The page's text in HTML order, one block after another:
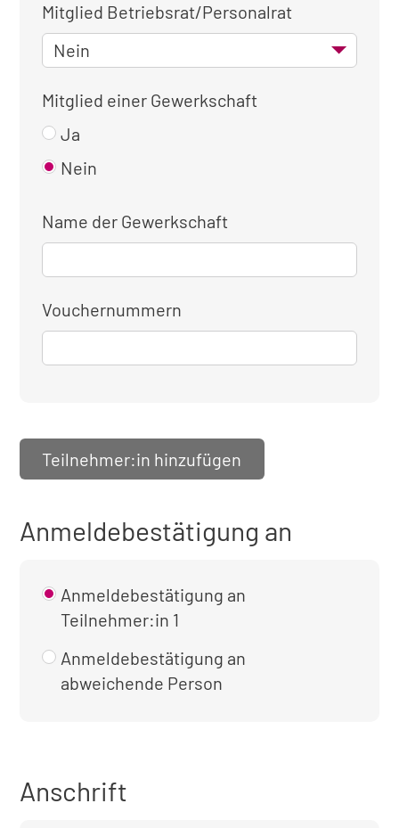
Mitglied Betriebsrat/Personalrat
Mitglied einer Gewerkschaft
Ja
Nein
Name der Gewerkschaft
Vouchernummern
Teilnehmer:in hinzufügen
Anmeldebestätigung an
Anmeldebestätigung an
Teilnehmer:in 1
Anmeldebestätigung an
abweichende Person
Anschrift